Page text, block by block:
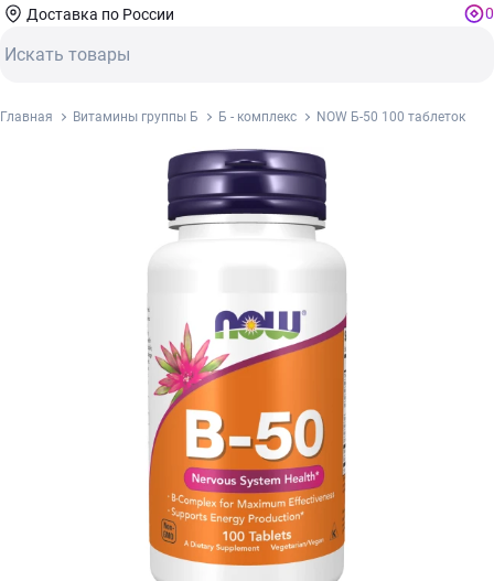
Доставка по России 0
Главная Витамины группы Б Б - комплекс NOW Б-50 100 таблеток